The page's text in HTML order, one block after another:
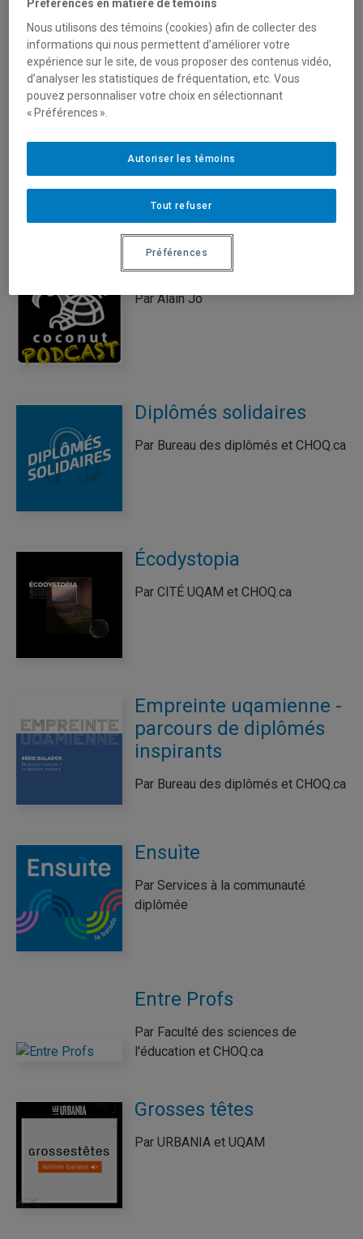
Par Tegwen Gadais et Michel
Alexandre Rioux
Par Institut Santé et société
Coconut Podcast
Par Alain Jo
Diplômés solidaires
Par Bureau des diplômés et CHOQ.ca
Écodystopia
Par CITÉ UQAM et CHOQ.ca
Empreinte uqamienne -
parcours de diplômés
inspirants
Par Bureau des diplômés et CHOQ.ca
Ensuìte
Par Services à la communauté
diplômée
Entre Profs
Par Faculté des sciences de
l'éducation et CHOQ.ca
Grosses têtes
Par URBANIA et UQAM
Préférences en matière de témoins
Nous utilisons des témoins (cookies) afin de collecter des
informations qui nous permettent d’améliorer votre
expérience sur le site, de vous proposer des contenus vidéo,
d’analyser les statistiques de fréquentation, etc. Vous
pouvez personnaliser votre choix en sélectionnant
« Préférences ».
Tout refuser
Autoriser les témoins
Préférences